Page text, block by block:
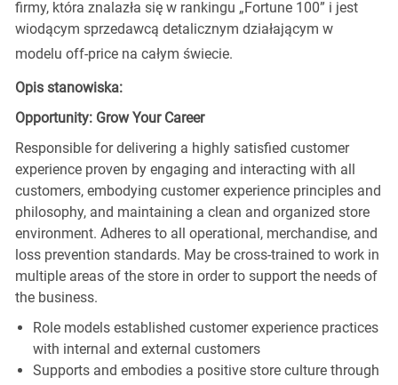
firmy, która znalazła się w rankingu „Fortune 100” i jest
wiodącym sprzedawcą detalicznym działającym w
modelu off-price na całym świecie.
Opis stanowiska:
Opportunity: Grow Your Career
Responsible for delivering a highly satisfied customer
experience proven by engaging and interacting with all
customers, embodying customer experience principles and
philosophy, and maintaining a clean and organized store
environment. Adheres to all operational, merchandise, and
loss prevention standards. May be cross-trained to work in
multiple areas of the store in order to support the needs of
the business.
Role models established customer experience practices
with internal and external customers
Supports and embodies a positive store culture through